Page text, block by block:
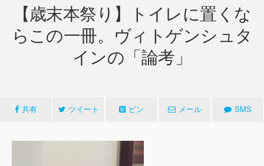
【歳末本祭り】トイレに置くな
らこの一冊。ヴィトゲンシュタ
インの「論考」
共有 ツイート ピン メール SMS